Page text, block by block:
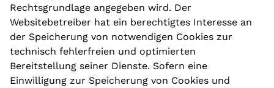
Rechtsgrundlage angegeben wird. Der
Websitebetreiber hat ein berechtigtes Interesse an
der Speicherung von notwendigen Cookies zur
technisch fehlerfreien und optimierten
Bereitstellung seiner Dienste. Sofern eine
Einwilligung zur Speicherung von Cookies und